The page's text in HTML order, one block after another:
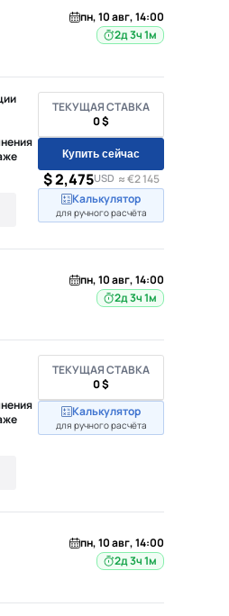
пн, 10 авг, 14:00
2д 3ч 1м
ТЕКУЩАЯ СТАВКА
0 $
Купить сейчас
$ 2,475USD ≈ €2 145
Калькулятор
для ручного расчёта
пн, 10 авг, 14:00
2д 3ч 1м
ТЕКУЩАЯ СТАВКА
0 $
Калькулятор
для ручного расчёта
пн, 10 авг, 14:00
2д 3ч 1м